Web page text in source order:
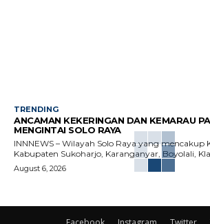
TRENDING
ANCAMAN KEKERINGAN DAN KEMARAU
MENGINTAI SOLO RAYA
INNNEWS – Wilayah Solo Raya yang mencakup
Kabupaten Sukoharjo, Karanganyar, Boyolali,
August 6, 2026